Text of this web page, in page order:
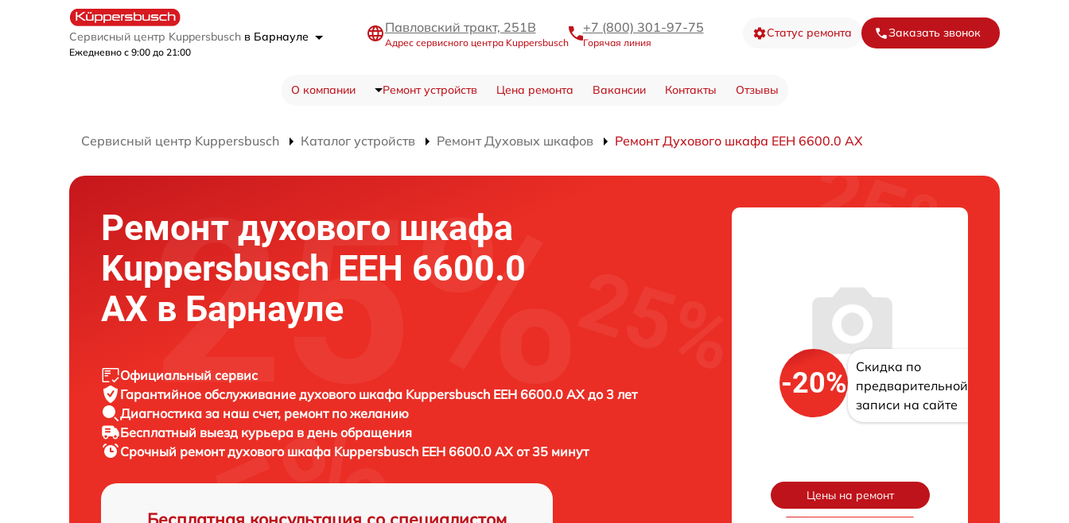
Сервисный центр Kuppersbusch в Барнауле
Ежедневно с 9:00 до 21:00
Павловский тракт, 251В
Адрес сервисного центра Kuppersbusch
+7 (800) 301-97-75
Горячая линия
Статус ремонта Заказать звонок
О компании Ремонт устройств Цена ремонта Вакансии Контакты Отзывы
Сервисный центр Kuppersbusch Каталог устройств Ремонт Духовых шкафов Ремонт Духового шкафа EEH 6600.0 AX
Ремонт духового шкафа
Kuppersbusch EEH 6600.0
AX в Барнауле
Официальный сервис
Гарантийное обслуживание духового шкафа Kuppersbusch EEH 6600.0 AX до 3 лет
Диагностика за наш счет, ремонт по желанию
Бесплатный выезд курьера в день обращения
Срочный ремонтдухового шкафа Kuppersbusch EEH 6600.0 AX от 35 минут
Бесплатная консультация со специалистом
-20%
Скидка по
предварительной
записи на сайте
Цены на ремонт